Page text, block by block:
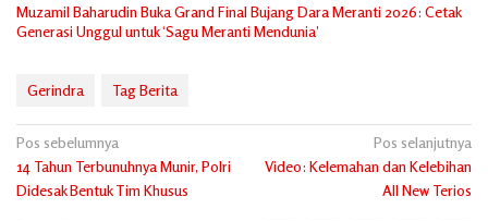
Muzamil Baharudin Buka Grand Final Bujang Dara Meranti 2026: Cetak
Generasi Unggul untuk ‘Sagu Meranti Mendunia’
Gerindra Tag Berita
Navigasi
pos
Pos sebelumnya
14 Tahun Terbunuhnya Munir, Polri
Didesak Bentuk Tim Khusus
Pos selanjutnya
Video: Kelemahan dan Kelebihan
All New Terios